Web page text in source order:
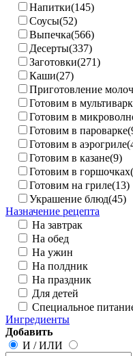
Напитки(145)
Соусы(52)
Выпечка(566)
Десерты(337)
Заготовки(271)
Каши(27)
Приготовление
Готовим в
Готовим в
Готовим в
Готовим в
Готовим в казане(9)
Готовим в
Готовим на гриле(13)
Украшение блюд(45)
Назначение рецепта
На завтрак
На обед
На ужин
На полдник
На праздник
Для детей
Специальное
Ингредиенты
Добавить
И /ИЛИ